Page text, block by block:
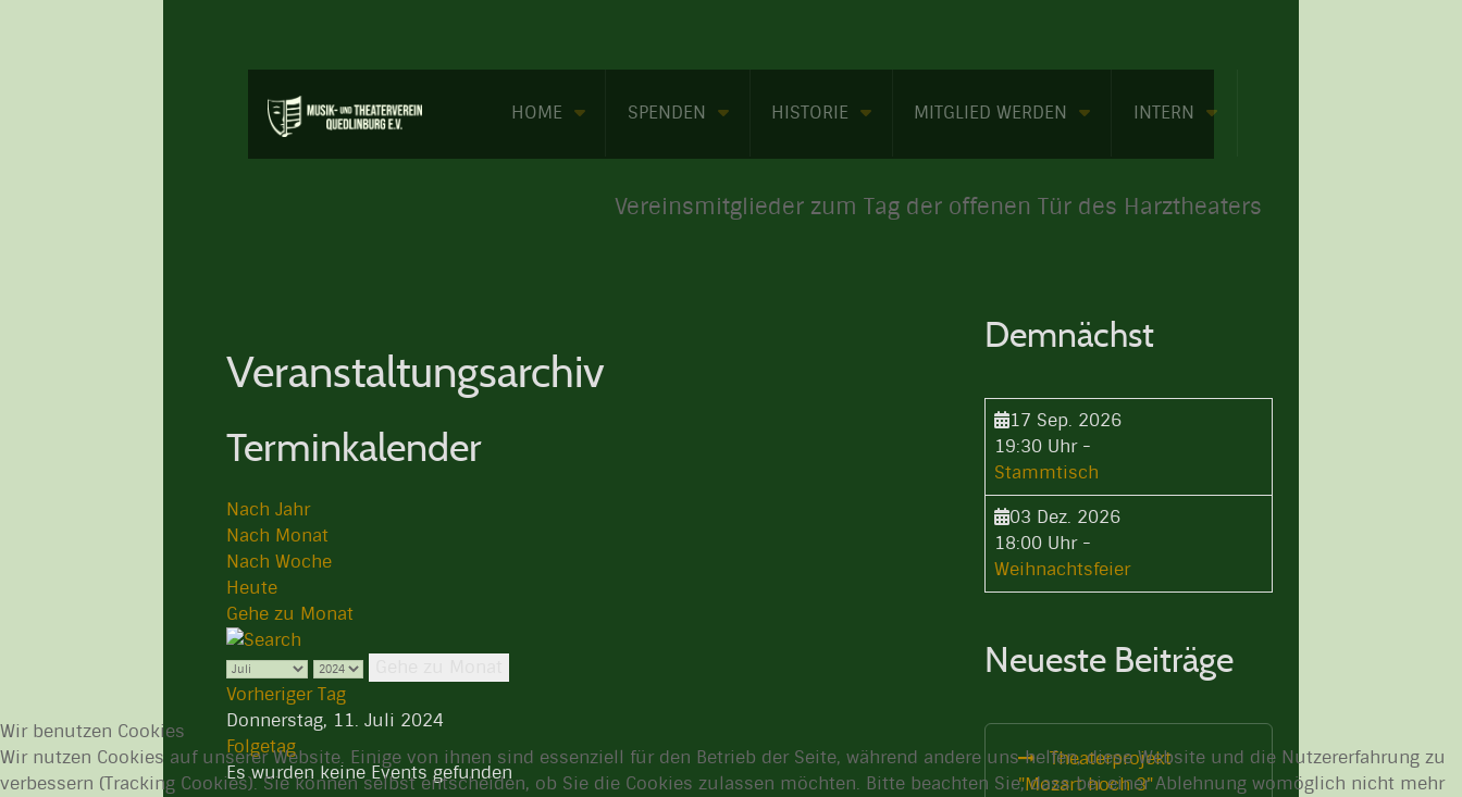
HOME SPENDEN HISTORIE MITGLIED WERDEN INTERN
Vereinsmitglieder zum Tag der offenen Tür des Harztheaters
Veranstaltungsarchiv
Terminkalender
Nach Jahr
Nach Monat
Nach Woche
Heute
Gehe zu Monat
Vorheriger Tag
Donnerstag, 11. Juli 2024
Folgetag
Es wurden keine Events gefunden
Demnächst
17 Sep. 2026
19:30 Uhr-
Stammtisch
03 Dez. 2026
18:00 Uhr-
Weihnachtsfeier
Neueste Beiträge
Theaterprojekt
"Mozart hoch 3"
Wir benutzen Cookies
Wir nutzen Cookies auf unserer Website. Einige von ihnen sind essenziell für den Betrieb der Seite, während andere uns helfen, diese Website und die Nutzererfahrung zu
verbessern (Tracking Cookies). Sie können selbst entscheiden, ob Sie die Cookies zulassen möchten. Bitte beachten Sie, dass bei einer Ablehnung womöglich nicht mehr